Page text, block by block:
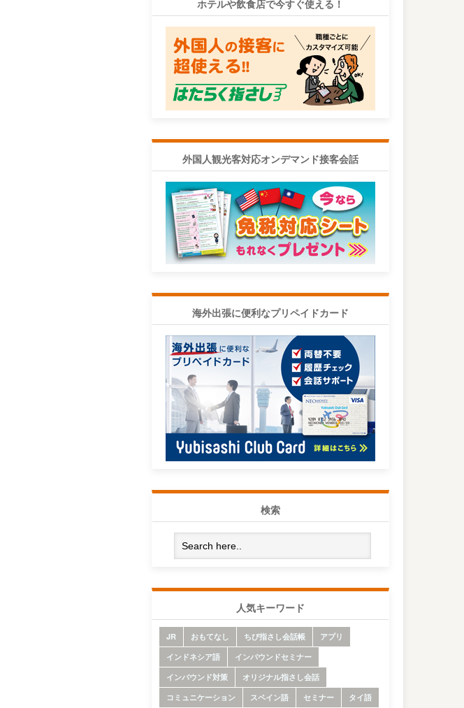
ホテルや飲食店で今すぐ使える！
外国人観光客対応オンデマンド接客会話
海外出張に便利なプリペイドカード
検索
人気キーワード
JR おもてなし ちび指さし会話帳
アプリ
インドネシア語
インバウンドセミナー
インバウンド対策
オリジナル指さし会話
コミュニケーション
スペイン語 セミナー
タイ語